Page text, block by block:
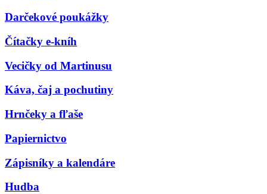
Darčekové poukážky
Čítačky e-kníh
Vecičky od Martinusu
Káva, čaj a pochutiny
Hrnčeky a fľaše
Papiernictvo
Zápisníky a kalendáre
Hudba